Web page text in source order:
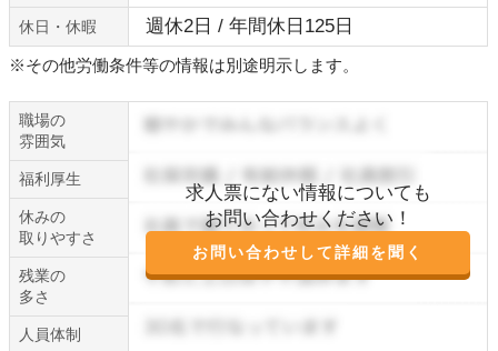
休日・休暇 週休2日 / 年間休日125日
※その他労働条件等の情報は別途明示します。
職場の
雰囲気
求人票にない情報についても
お問い合わせください！
お問い合わせして詳細を聞く
福利厚生
休みの
取りやすさ
残業の
多さ
人員体制